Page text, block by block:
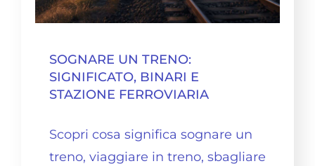
SOGNARE UN TRENO:
SIGNIFICATO, BINARI E
STAZIONE FERROVIARIA
Scopri cosa significa sognare un
treno, viaggiare in treno, sbagliare